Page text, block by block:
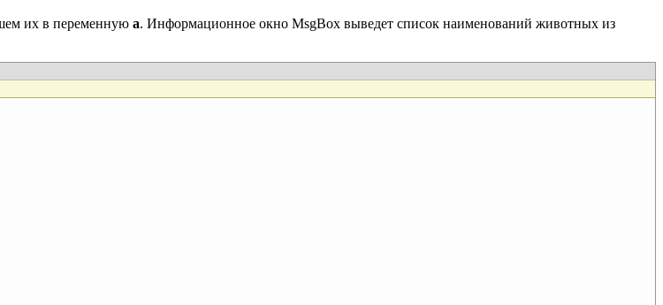
их в переменную a. Информационное окно MsgBox выведет список наименований животных из